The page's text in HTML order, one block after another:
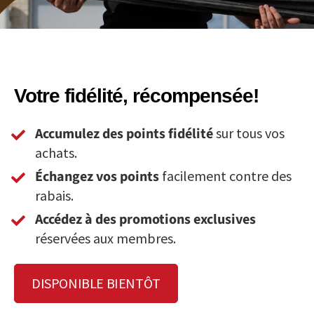
Votre fidélité, récompensée!
Accumulez des points fidélitésur tous vos
achats.
Échangez vos points facilement contre des
rabais.
Accédez à des promotions exclusives
réservées aux membres.
DISPONIBLE BIENTÔT